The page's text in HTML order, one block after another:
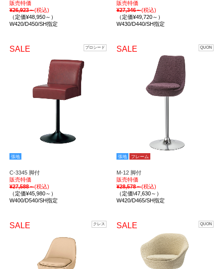
販売特価
¥26,923～(税込)
（定価¥48,950～）
W420/D450/SH指定
販売特価
¥27,346～(税込)
（定価¥49,720～）
W430/D440/SH指定
SALE プロシード
張地
C-3345 脚付
販売特価
¥27,588～(税込)
（定価¥45,980～）
W400/D540/SH指定
SALE QUON
張地 フレーム
M-12 脚付
販売特価
¥28,578～(税込)
（定価\47,630～）
W420/D465/SH指定
SALE クレス SALE QUON